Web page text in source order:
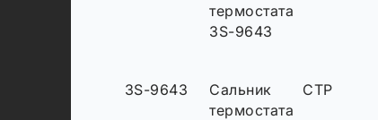
термостата
3S-9643
3S-9643
Сальник
термостата
CTP